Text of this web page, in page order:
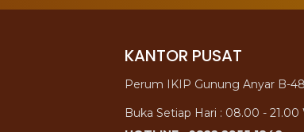
KANTOR PUSAT
Perum IKIP Gunung Anyar B-
Buka Setiap Hari : 08.00 - 21.00